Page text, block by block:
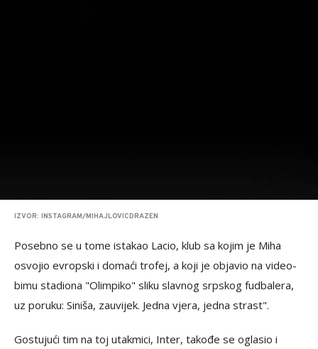
IZVOR: INSTAGRAM/MIHAJLOVICDRAZEN
Posebno se u tome istakao Lacio, klub sa kojim je Miha
osvojio evropski i domaći trofej, a koji je objavio na video-
bimu stadiona "Olimpiko" sliku slavnog srpskog fudbalera,
uz poruku: Siniša, zauvijek. Jedna vjera, jedna strast".
Gostujući tim na toj utakmici, Inter, takođe se oglasio i